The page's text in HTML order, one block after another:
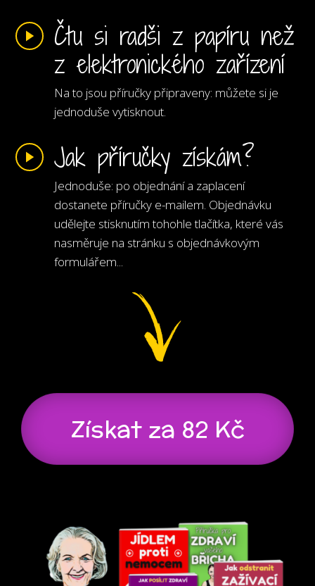
Čtu si radši z papíru než
z elektronického zařízení
Na to jsou příručky připraveny: můžete si je
jednoduše vytisknout.
Jak příručky získám?
Jednoduše: po objednání a zaplacení
dostanete příručky e-mailem. Objednávku
udělejte stisknutím tohohle tlačítka, které vás
nasměruje na stránku s objednávkovým
formulářem...
Získat za 82 Kč